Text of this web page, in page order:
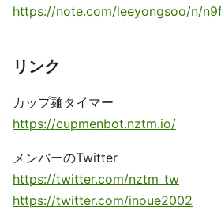
https://note.com/leeyongsoo/n/
リンク
カップ麺タイマー
https://cupmenbot.nztm.io/
メンバーのTwitter
https://twitter.com/nztm_tw
https://twitter.com/inoue2002